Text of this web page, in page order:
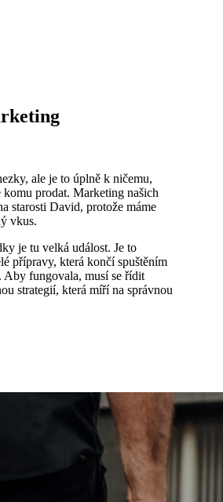
ale je to úplně k ničemu,
komu prodat. Marketing našich
starosti David, protože máme
vkus.
je tu velká událost. Je to
přípravy, která končí spuštěním
Aby fungovala, musí se řídit
strategií, která míří na správnou